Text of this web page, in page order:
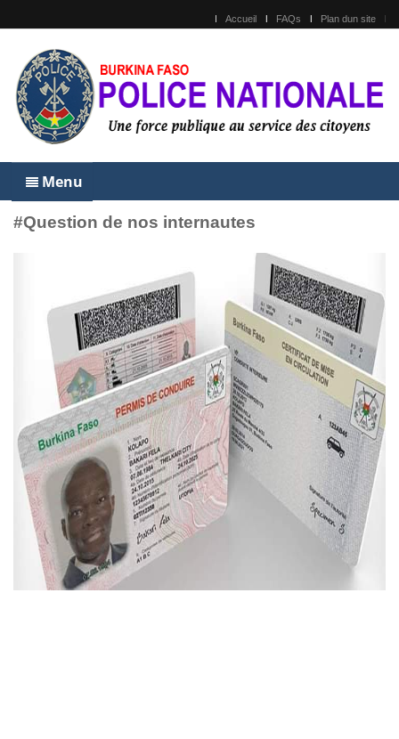
Accueil FAQs Plan dun site
Menu
#Question de nos internautes